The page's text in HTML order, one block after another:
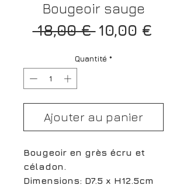
Bougeoir sauge
18,00 € Prix
10,00 €Prix
Quantité *
Ajouter au panier
Bougeoir en grès écru et
céladon.
Dimensions: D7.5 x H12.5cm